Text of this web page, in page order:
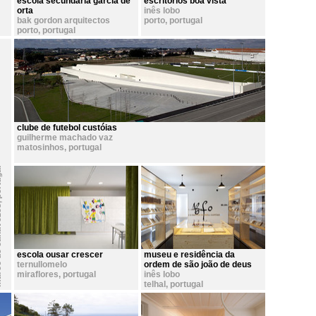
orta
bak gordon arquitectos
porto, portugal
inês lobo
porto, portugal
clube de futebol custóias
guilherme machado vaz
matosinhos, portugal
escola ousar crescer
ternullomelo
miraflores, portugal
museu e residência da
ordem de são joão de deus
inês lobo
telhal , portugal